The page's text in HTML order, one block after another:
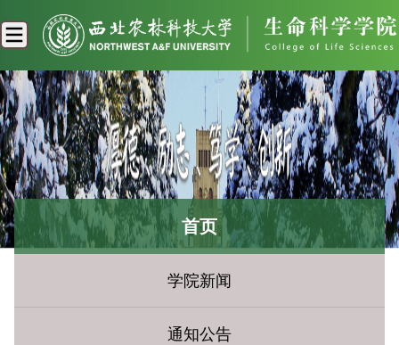
首页
学院新闻
通知公告